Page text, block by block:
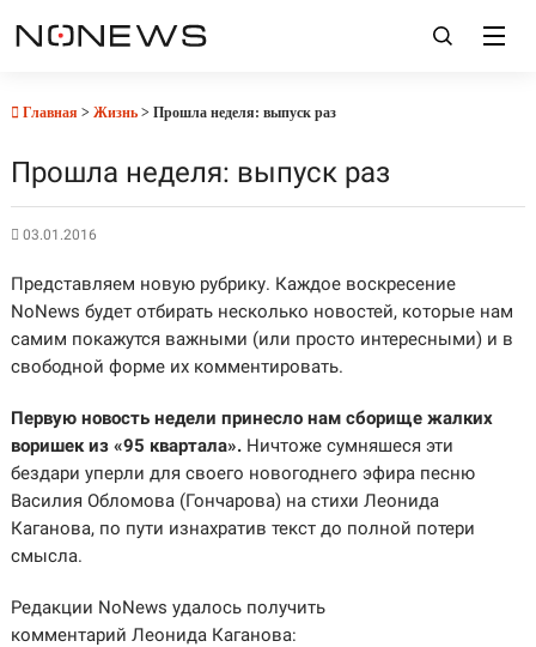
Главная > Жизнь> Прошла неделя: выпуск раз
Прошла неделя: выпуск раз
03.01.2016
Представляем новую рубрику. Каждое воскресение
NoNews будет отбирать несколько новостей, которые нам
самим покажутся важными (или просто интересными) и в
свободной форме их комментировать.
Первую новость недели принесло нам сборище жалких
воришек из «95 квартала». Ничтоже сумняшеся эти
бездари уперли для своего новогоднего эфира песню
Василия Обломова (Гончарова) на стихи Леонида
Каганова, по пути изнахратив текст до полной потери
смысла.
Редакции NoNews удалось получить
комментарий Леонида Каганова: